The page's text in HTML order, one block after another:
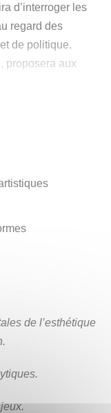
d’interroger les
regard des
de politique.
proposera aux
soulevés.
de l’esthétique